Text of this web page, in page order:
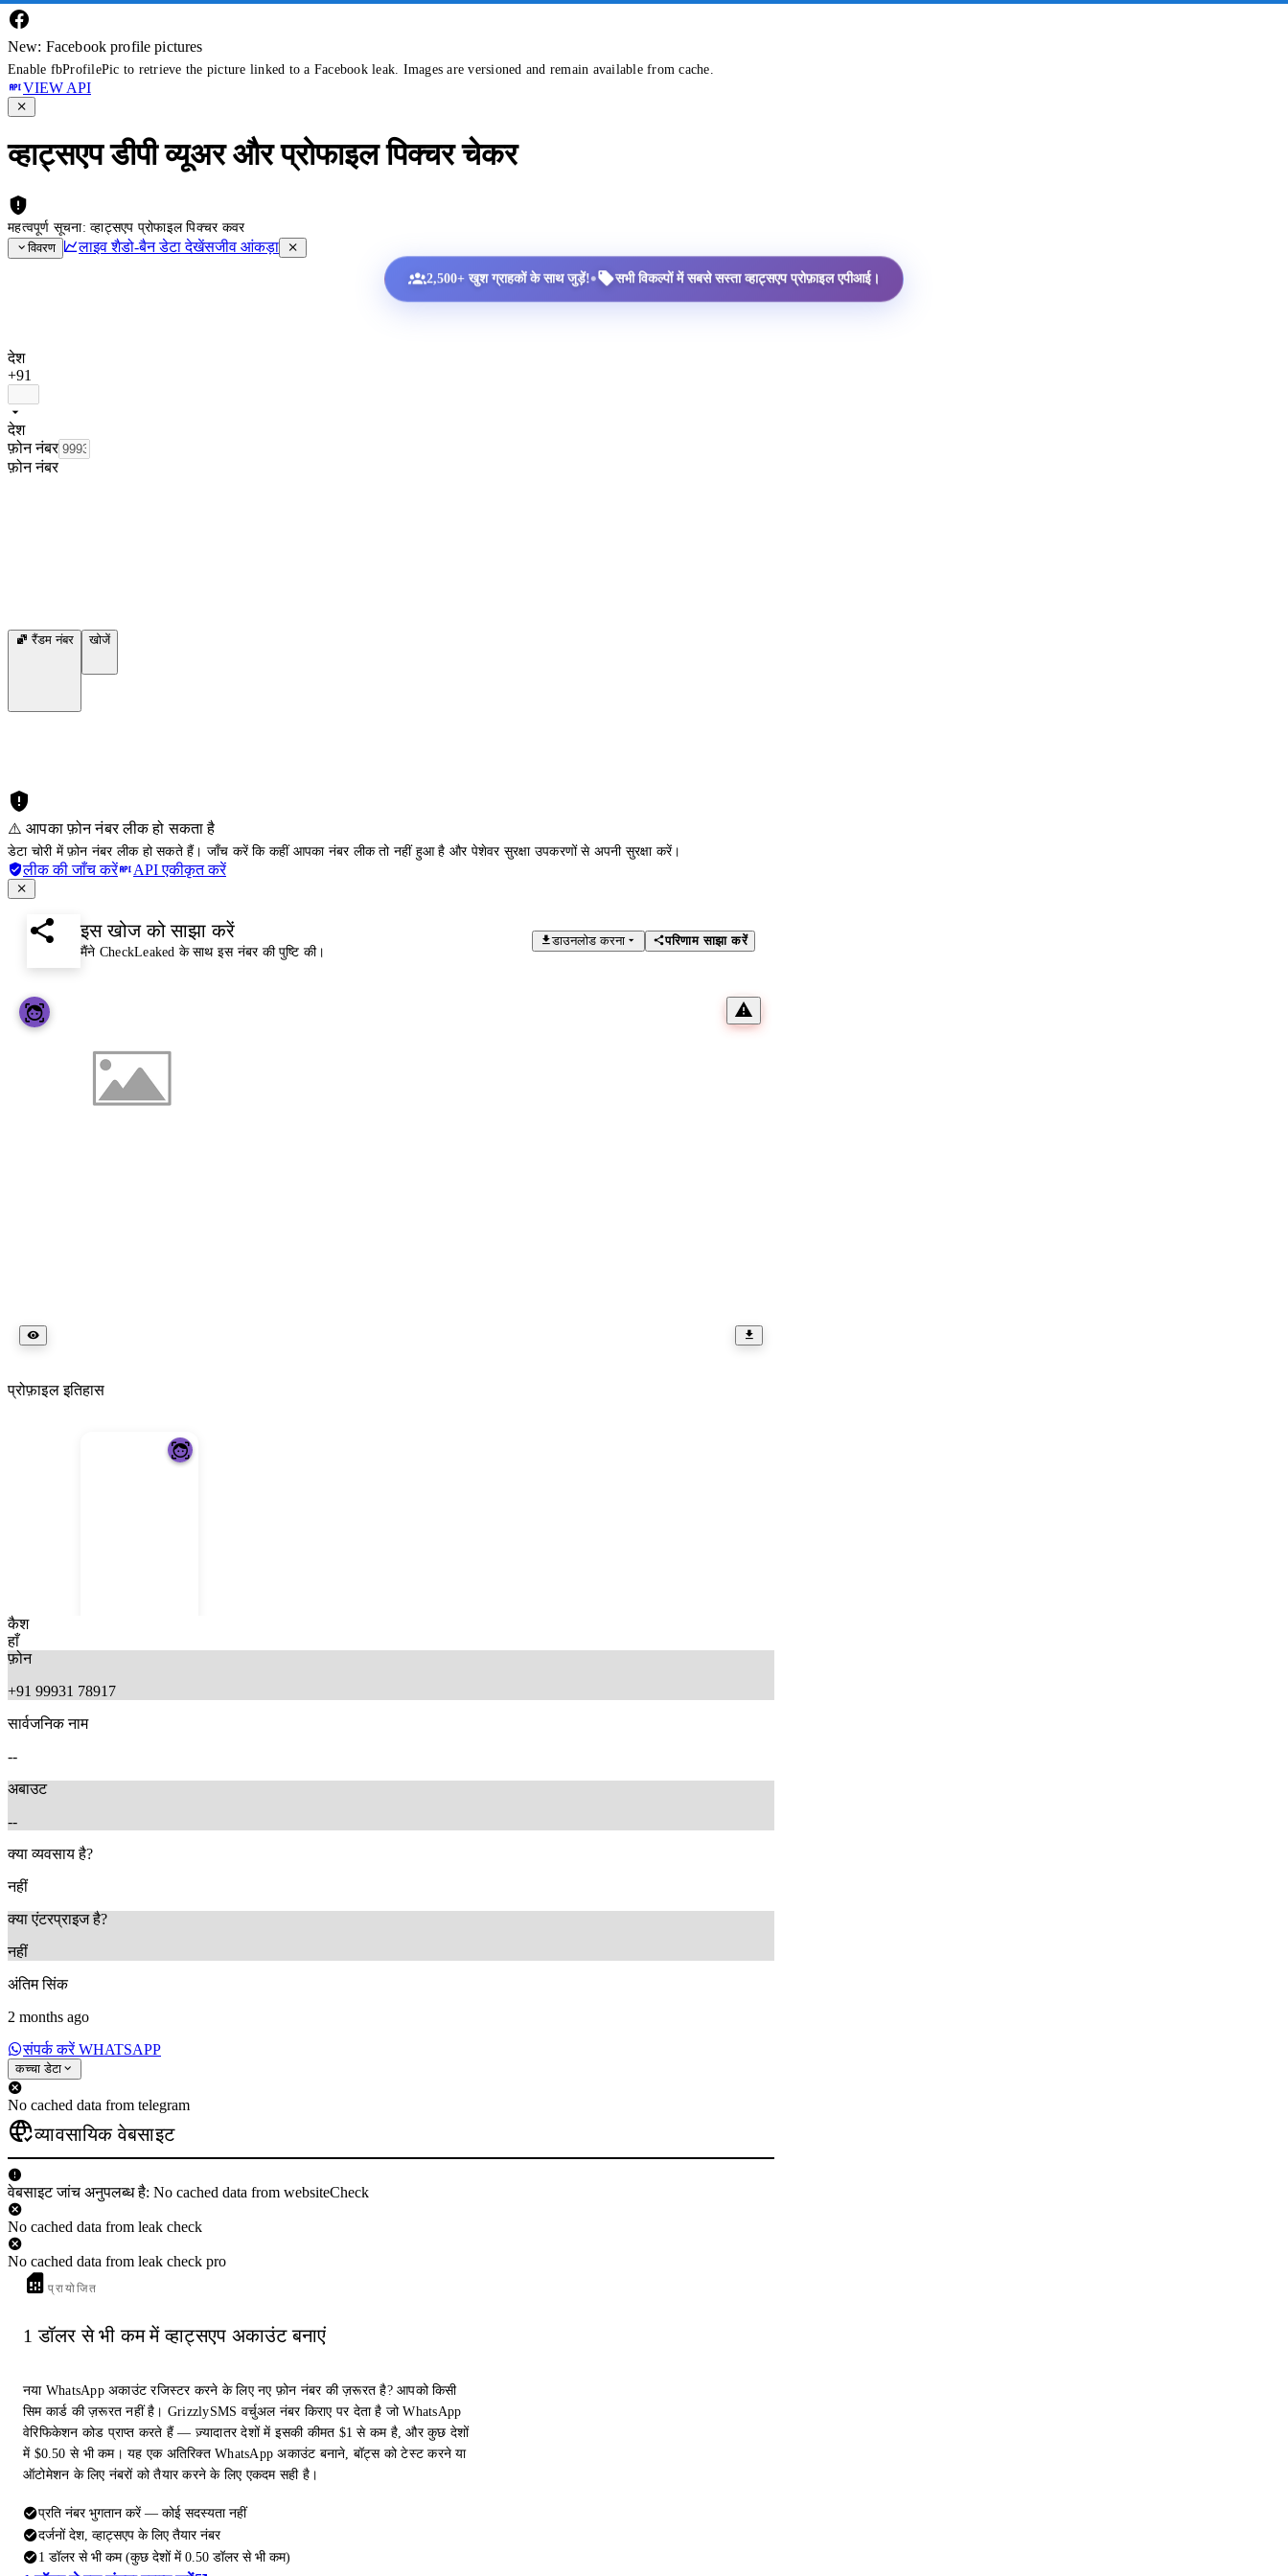
New: Facebook profile pictures
Enable fbProfilePic to retrieve the picture linked to a Facebook leak. Images are versioned and remain available from cache.
VIEW API
व्हाट्सएप डीपी व्यूअर और प्रोफाइल पिक्चर चेकर
महत्वपूर्ण सूचना: व्हाट्सएप प्रोफाइल पिक्चर कवर
विवरण
लाइव शैडो-बैन डेटा देखेंसजीव आंकड़ा
2,500+ खुश ग्राहकों के साथ जुड़ें!• सभी विकल्पों में सबसे सस्ता व्हाट्सएप प्रोफ़ाइल एपीआई।
देश
+91
देश
फ़ोन नंबर
फ़ोन नंबर
रैंडम नंबर खोजें
⚠️ आपका फ़ोन नंबर लीक हो सकता है
डेटा चोरी में फ़ोन नंबर लीक हो सकते हैं। जाँच करें कि कहीं आपका नंबर लीक तो नहीं हुआ है और पेशेवर सुरक्षा उपकरणों से अपनी सुरक्षा करें।
लीक की जाँच करें API एकीकृत करें
इस खोज को साझा करें
मैंने CheckLeaked के साथ इस नंबर की पुष्टि की।
डाउनलोड करना परिणाम साझा करें
प्रोफ़ाइल इतिहास
2 months ago
कैश
हाँ
फ़ोन
+91 99931 78917
सार्वजनिक नाम
--
अबाउट
--
क्या व्यवसाय है?
नहीं
क्या एंटरप्राइज है?
नहीं
अंतिम सिंक
2 months ago
संपर्क करें WHATSAPP
कच्चा डेटा
No cached data from telegram
व्यावसायिक वेबसाइट
वेबसाइट जांच अनुपलब्ध है: No cached data from websiteCheck
No cached data from leak check
No cached data from leak check pro
प्रायोजित
1 डॉलर से भी कम में व्हाट्सएप अकाउंट बनाएं
नया WhatsApp अकाउंट रजिस्टर करने के लिए नए फ़ोन नंबर की ज़रूरत है? आपको किसी
सिम कार्ड की ज़रूरत नहीं है। GrizzlySMS वर्चुअल नंबर किराए पर देता है जो WhatsApp
वेरिफिकेशन कोड प्राप्त करते हैं — ज़्यादातर देशों में इसकी कीमत $1 से कम है, और कुछ देशों
में $0.50 से भी कम। यह एक अतिरिक्त WhatsApp अकाउंट बनाने, बॉट्स को टेस्ट करने या
ऑटोमेशन के लिए नंबरों को तैयार करने के लिए एकदम सही है।
प्रति नंबर भुगतान करें — कोई सदस्यता नहीं
दर्जनों देश, व्हाट्सएप के लिए तैयार नंबर
1 डॉलर से भी कम (कुछ देशों में 0.50 डॉलर से भी कम)